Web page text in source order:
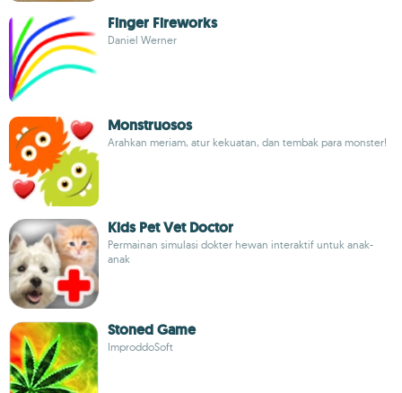
Finger Fireworks
Daniel Werner
Monstruosos
Arahkan meriam, atur kekuatan, dan tembak para monster!
Kids Pet Vet Doctor
Permainan simulasi dokter hewan interaktif untuk anak-
anak
Stoned Game
ImproddoSoft